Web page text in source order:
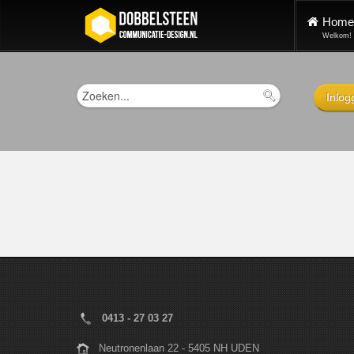
Home
Welkom!
0413 - 27 03 27
Neutronenlaan 22 - 5405 NH UDEN